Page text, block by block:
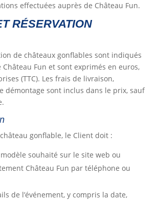
effectuées auprès de Château Fun.
RÉSERVATION
de châteaux gonflables sont indiqués
Fun et sont exprimés en euros,
(TTC). Les frais de livraison,
démontage sont inclus dans le prix, sauf
gonflable, le Client doit :
souhaité sur le site web ou
Château Fun par téléphone ou
de l’événement, y compris la date,